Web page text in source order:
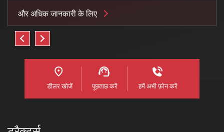
और अधिक जानकारी के लिए
डीलर खोजें पूछताछ करें हमें अभी फ़ोन करें